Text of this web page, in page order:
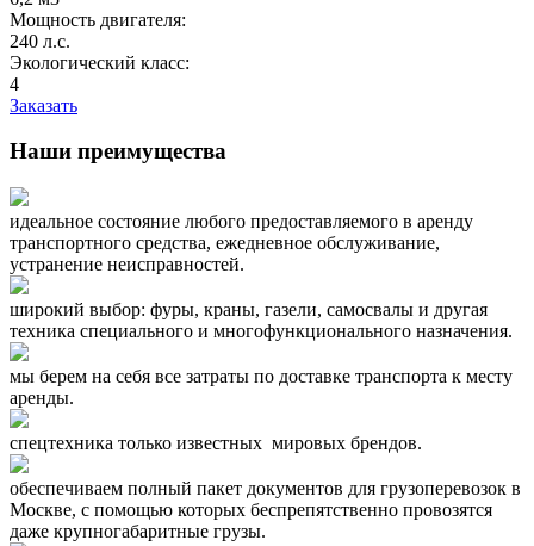
Мощность двигателя:
240 л.с.
Экологический класс:
4
Заказать
Наши преимущества
идеальное состояние любого предоставляемого в аренду
транспортного средства, ежедневное обслуживание,
устранение неисправностей.
широкий выбор: фуры, краны, газели, самосвалы и другая
техника специального и многофункционального назначения.
мы берем на себя все затраты по доставке транспорта к месту
аренды.
спецтехника только известных мировых брендов.
обеспечиваем полный пакет документов для грузоперевозок в
Москве, с помощью которых беспрепятственно провозятся
даже крупногабаритные грузы.